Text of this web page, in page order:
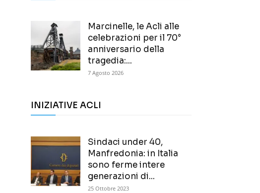
Marcinelle, le Acli alle
celebrazioni per il 70°
anniversario della
tragedia:...
7 Agosto 2026
INIZIATIVE ACLI
Sindaci under 40,
Manfredonia: in Italia
sono ferme intere
generazioni di...
25 Ottobre 2023